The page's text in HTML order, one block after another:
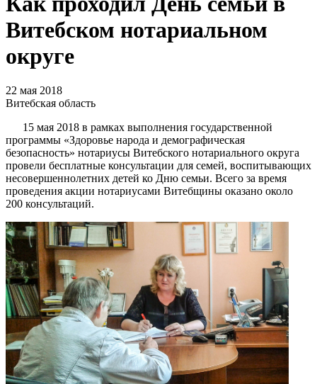
Витебском нотариальном
округе
22 мая 2018
Витебская область
15 мая 2018 в рамках выполнения государственной
программы «Здоровье народа и демографическая
безопасность» нотариусы Витебского нотариального округа
провели бесплатные консультации для семей, воспитывающих
несовершеннолетних детей ко Дню семьи. Всего за время
проведения акции нотариусами Витебщины оказано около
200 консультаций.